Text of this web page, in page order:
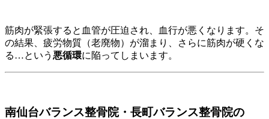
筋肉が緊張すると血管が圧迫され、血行が悪くなります。そ
の結果、疲労物質（老廃物）が溜まり、さらに筋肉が硬くな
る…という 悪循環に陥ってしまいます。
南仙台バランス整骨院・長町バランス整骨院の